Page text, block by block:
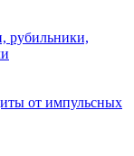
рубильники,
от импульсных